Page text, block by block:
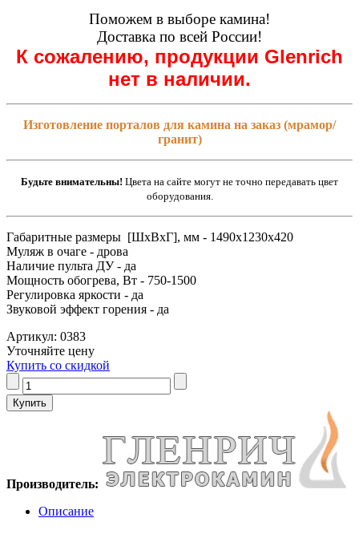
Поможем в выборе камина!
Доставка по всей России!
К сожалению, продукции Glenrich
нет в наличии.
Изготовление порталов для камина на заказ (мрамор/
гранит)
Будьте внимательны! Цвета на сайте могут не точно передавать цвет
оборудования.
Габаритные размеры [ШxВxГ], мм - 1490x1230x420
Муляж в очаге - дрова
Наличие пульта ДУ - да
Мощность обогрева, Вт - 750-1500
Регулировка яркости - да
Звуковой эффект горения - да
Артикул: 0383
Уточняйте цену
Купить со скидкой
Производитель:
Описание